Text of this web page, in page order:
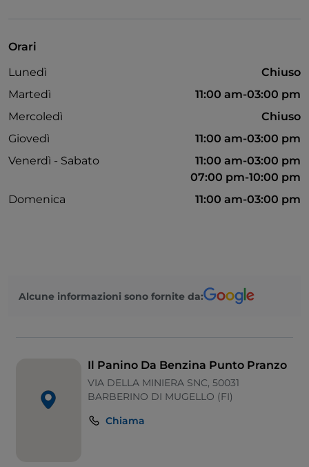
Tavoli all'aperto
Visa
Wi-Fi
Si parla inglese
Orari
Lunedì
Chiuso
Martedì
11:00 am-03:00 pm
Mercoledì
Chiuso
Giovedì
11:00 am-03:00 pm
Venerdì - Sabato
11:00 am-03:00 pm
07:00 pm-10:00 pm
Domenica
11:00 am-03:00 pm
Alcune informazioni sono fornite da:
Il Panino Da Benzina Punto Pranzo
VIA DELLA MINIERA SNC, 50031
BARBERINO DI MUGELLO (FI)
Chiama